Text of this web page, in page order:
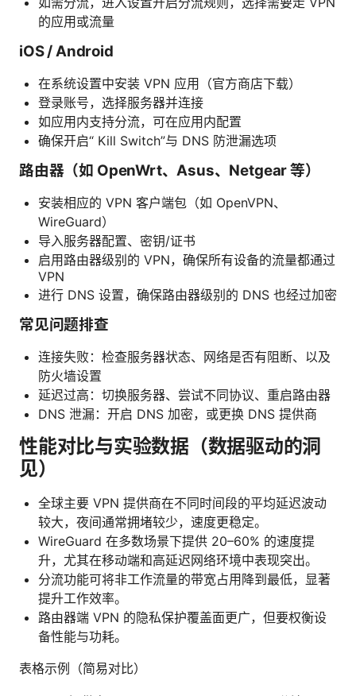
的应用或流量
iOS / Android
在系统设置中安装 VPN 应用（官方商店下载）
登录账号，选择服务器并连接
如应用内支持分流，可在应用内配置
确保开启“ Kill Switch”与 DNS 防泄漏选项
路由器（如 OpenWrt、Asus、Netgear 等）
安装相应的 VPN 客户端包（如 OpenVPN、
WireGuard）
导入服务器配置、密钥/证书
启用路由器级别的 VPN，确保所有设备的流量都通过
VPN
进行 DNS 设置，确保路由器级别的 DNS 也经过加密
常见问题排查
连接失败：检查服务器状态、网络是否有阻断、以及
防火墙设置
延迟过高：切换服务器、尝试不同协议、重启路由器
DNS 泄漏：开启 DNS 加密，或更换 DNS 提供商
性能对比与实验数据（数据驱动的洞
见）
全球主要 VPN 提供商在不同时间段的平均延迟波动
较大，夜间通常拥堵较少，速度更稳定。
WireGuard 在多数场景下提供 20–60% 的速度提
升，尤其在移动端和高延迟网络环境中表现突出。
分流功能可将非工作流量的带宽占用降到最低，显著
提升工作效率。
路由器端 VPN 的隐私保护覆盖面更广，但要权衡设
备性能与功耗。
表格示例（简易对比）